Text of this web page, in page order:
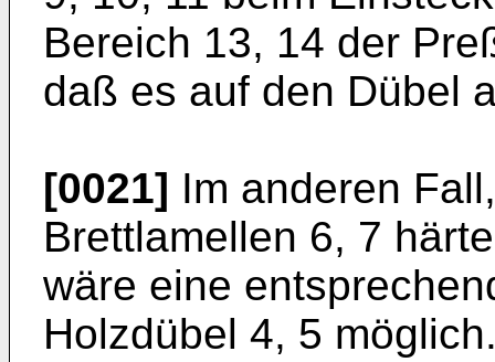
Bereich 13, 14 der
daß es auf den Dübel
[0021] Im anderen
Brettlamellen 6, 7
wäre eine
Holzdübel 4, 5